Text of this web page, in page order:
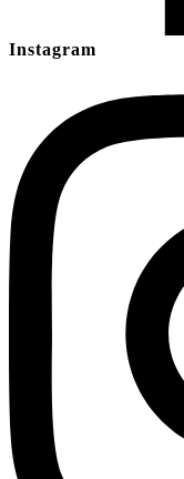
Instagram